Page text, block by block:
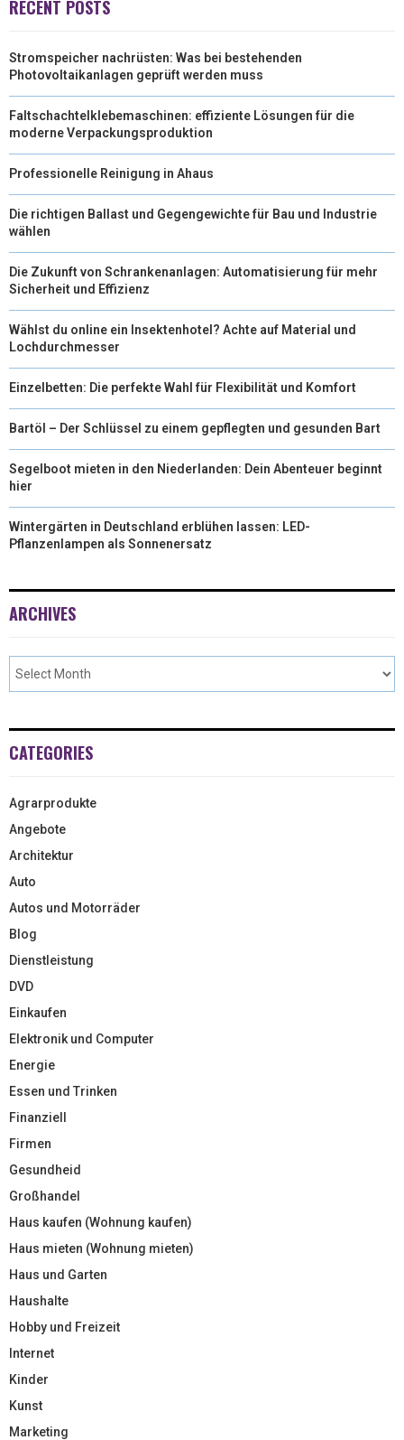
E
)
K S N
RECENT POSTS
Stromspeicher nachrüsten: Was bei bestehenden
Photovoltaikanlagen geprüft werden muss
Faltschachtelklebemaschinen: effiziente Lösungen für die
moderne Verpackungsproduktion
Professionelle Reinigung in Ahaus
Die richtigen Ballast und Gegengewichte für Bau und Industrie
wählen
Die Zukunft von Schrankenanlagen: Automatisierung für mehr
Sicherheit und Effizienz
Wählst du online ein Insektenhotel? Achte auf Material und
Lochdurchmesser
Einzelbetten: Die perfekte Wahl für Flexibilität und Komfort
Bartöl – Der Schlüssel zu einem gepflegten und gesunden Bart
Segelboot mieten in den Niederlanden: Dein Abenteuer beginnt
hier
Wintergärten in Deutschland erblühen lassen: LED-
Pflanzenlampen als Sonnenersatz
ARCHIVES
CATEGORIES
Agrarprodukte
Angebote
Architektur
Auto
Autos und Motorräder
Blog
Dienstleistung
DVD
Einkaufen
Elektronik und Computer
Energie
Essen und Trinken
Finanziell
Firmen
Gesundheid
Großhandel
Haus kaufen (Wohnung kaufen)
Haus mieten (Wohnung mieten)
Haus und Garten
Haushalte
Hobby und Freizeit
Internet
Kinder
Kunst
Marketing